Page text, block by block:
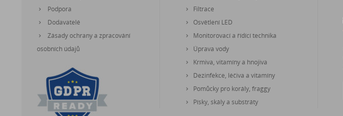
Podpora
Dodavatelé
Zásady ochrany a zpracování
osobních údajů
Filtrace
Osvětlení LED
Monitorovací a řídící technika
Úprava vody
Krmiva, vitamíny a hnojiva
Dezinfekce, léčiva a vitamíny
Pomůcky pro korály, fraggy
Písky, skály a substráty